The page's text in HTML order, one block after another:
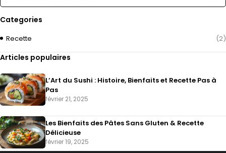
Categories
Recette (2)
Articles populaires
L’Art du Sushi : Histoire, Bienfaits et Recette Pas à
Pas
février 21, 2025
Les Bienfaits des Pâtes Sans Gluten & Recette
Délicieuse
février 19, 2025